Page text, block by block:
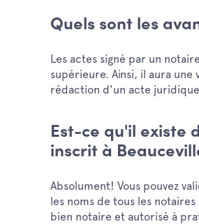
Quels sont les
Les actes signé par un
supérieure. Ainsi, il aura
rédaction d'un acte
Est-ce qu'il existe
inscrit à
Absolument! Vous pouvez
les noms de tous les
bien notaire et autorisé à